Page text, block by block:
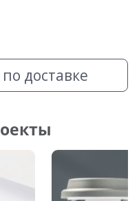
доставке